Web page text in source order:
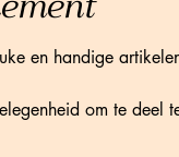
en handige
om te deel